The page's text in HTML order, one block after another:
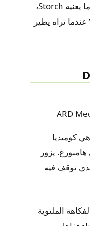
على سبيل المثال، قد لا تعرف ما يعنيه Storch،
تراه يطير
The Crime Scene Cleaner هي كوميديا
يزور
توقف فيه
الملتوية